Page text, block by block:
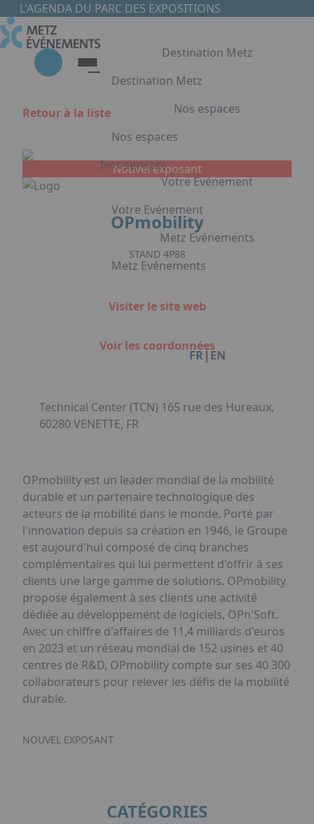
Aller au contenu principal
L'AGENDA DU PARC DES EXPOSITIONS
Destination Metz
Destination Metz
Choisir Metz
Accès & Hébergement
Nos espaces
Nos espaces
Nos espaces
Halls d'exposition
Auditorium du Centre de Conventions
Foyer du Centre de Conventions
Salles de réunion & conférence
Nos services
Votre Evénement
Votre Evénement
Votre Evénement
à Metz
Organisation de dîners / soirées de gala
Metz Evénements
Metz Evénements
Metz Evénements
Accéder au complexe
Notre plaquette commerciale
Facebook
FR|EN
Retour à la liste
Nouvel exposant
OPmobility
STAND 4P88
Visiter le site web
Voir les coordonnées
Technical Center (TCN) 165 rue des Hureaux,
60280 VENETTE, FR
OPmobility est un leader mondial de la mobilité
durable et un partenaire technologique des
acteurs de la mobilité dans le monde. Porté par
l'innovation depuis sa création en 1946, le Groupe
est aujourd'hui composé de cinq branches
complémentaires qui lui permettent d'offrir à ses
clients une large gamme de solutions. OPmobility
propose également à ses clients une activité
dédiée au développement de logiciels, OPn'Soft.
Avec un chiffre d'affaires de 11,4 milliards d'euros
en 2023 et un réseau mondial de 152 usines et 40
centres de R&D, OPmobility compte sur ses 40 300
collaborateurs pour relever les défis de la mobilité
durable.
NOUVEL EXPOSANT
CATÉGORIES
Panneau de gestion des cookies